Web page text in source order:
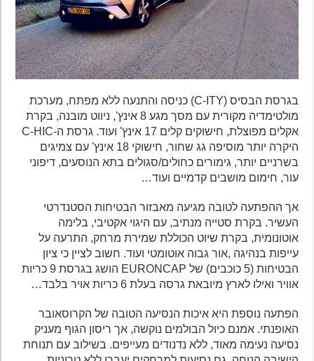
בגרסת הבסיס (C-ITY) כניסה והתנעה ללא מפתח, מערכת
מולטימדיה מקורית עם מסך מגע 8 אינץ', ניווט מובנה, בקרת
אקלים מפוצלת, חישוקים קלים 17 אינץ' ועוד. גרסת ה-C-HIC
היקרה יותר מוסיפה גג שחור, חישוקי 18 אינץ' עם צמיגים
בשרניים יותר, גימורים כחולים/סגולים בתא הנוסעים, דיפוני
עור, חימום מושבים קדמיים ועוד…
אך ההפתעה לטובה מגיעה מאבזור הבטיחות הסטנדרטי
העשיר. בקרת סטייה מנתיב, עם היגוי אקטיבי, בלימה
אוטונומית, בקרת שיוט הכוללת שמירת מרחק, התרעה על
עייפות בנהיגה ,אור גבוה אוטומטי ועוד. חשוב לציין כי ציון
הבטיחות (5 כוכבים) של EURONCAP הושג בגרסת 9 כריות
אוויר ואילו לארץ מיובאת גרסה בעלת 6 כריות אויר בלבד…
הפתעה נוספת היא איכות הנסיעה הטובה של הקרוסאובר
האופנתי. אמנם כיול הבולמים נוקשה, אך ריסון הגוף מעניק
נסיעה נעימה מאוד, ללא נדנודים מעייפים. בשילוב עם תנוחת